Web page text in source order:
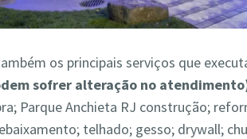
os principais serviços que
sofrer alteração no
Parque Anchieta RJ construção; r
telhado; gesso; drywall;